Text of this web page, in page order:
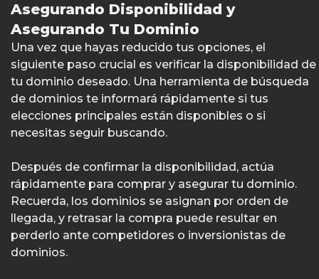
Asegurando Disponibilidad y
Asegurando Tu Dominio
Una vez que hayas reducido tus opciones, el
siguiente paso crucial es verificar la disponibilidad de
tu dominio deseado. Una herramienta de búsqueda
de dominios te informará rápidamente si tus
elecciones principales están disponibles o si
necesitas seguir buscando.
Después de confirmar la disponibilidad, actúa
rápidamente para comprar y asegurar tu dominio.
Recuerda, los dominios se asignan por orden de
llegada, y retrasar la compra puede resultar en
perderlo ante competidores o inversionistas de
dominios.